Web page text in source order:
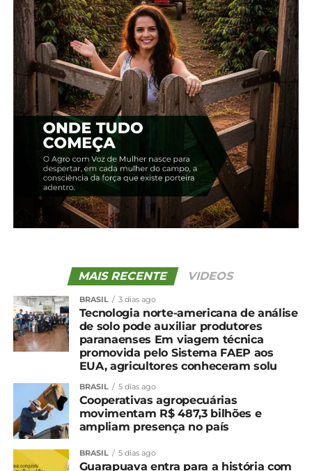
UP NEXT
Campanhas eleitorais começam nesta sexta;
veja o que é permitido
NÃO PERCA
Abate de frangos tem alta de 3,2% em
relação ao 2º trimestre de 2023
MAIS RECENTE VIDEOS
BRASIL 3 dias ago
Tecnologia norte-americana de análise
de solo pode auxiliar produtores
paranaenses Em viagem técnica
promovida pelo Sistema FAEP aos
EUA, agricultores conheceram solu
BRASIL 5 dias ago
Cooperativas agropecuárias
movimentam R$ 487,3 bilhões e
ampliam presença no país
BRASIL 5 dias ago
Guarapuava entra para a história com